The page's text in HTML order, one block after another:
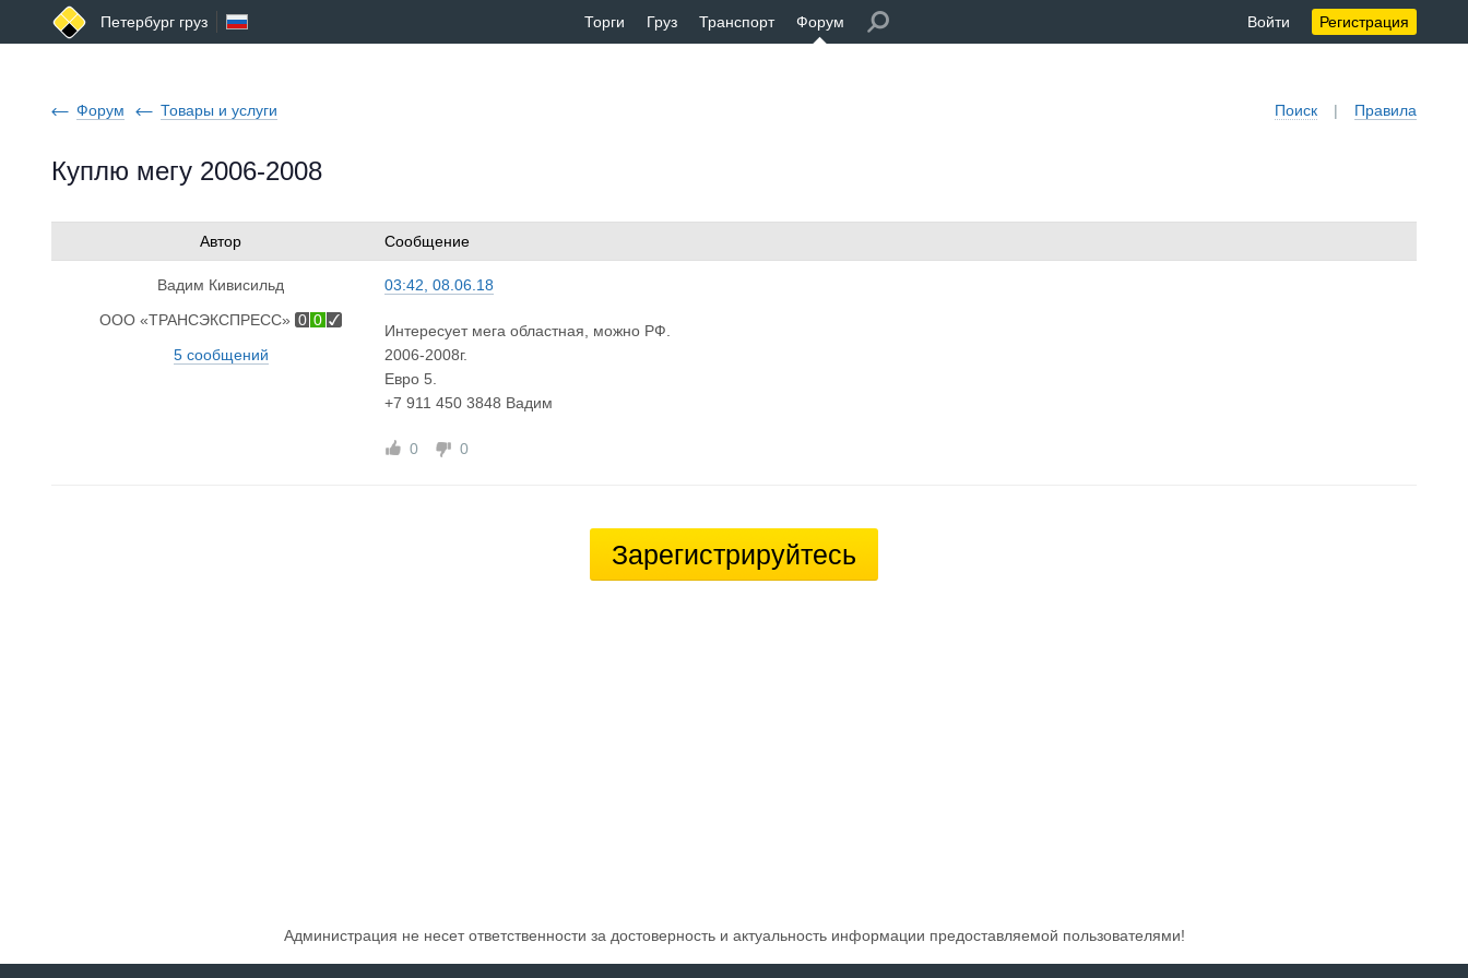
Петербург груз Торги Груз Транспорт Форум Войти Регистрация
Поиск | Правила
Форум Товары и услуги
Куплю мегу 2006-2008
Автор Сообщение
Вадим Кивисильд
ООО «ТРАНСЭКСПРЕСС» 0 0
5 сообщений
03:42, 08.06.18
Интересует мега областная, можно РФ.
2006-2008г.
Евро 5.
+7 911 450 3848 Вадим
0 0
Зарегистрируйтесь
Администрация не несет ответственности за достоверность и актуальность информации предоставляемой пользователями!